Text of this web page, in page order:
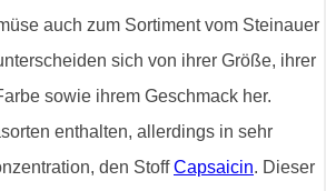
auch zum Sortiment vom Steinauer
sich von ihrer Größe, ihrer
sowie ihrem Geschmack her.
enthalten, allerdings in sehr
den StoffCapsaicin. Dieser